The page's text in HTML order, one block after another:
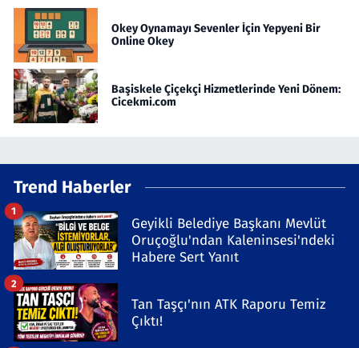
Okey Oynamayı Sevenler İçin Yepyeni Bir
Online Okey
Başiskele Çiçekçi Hizmetlerinde Yeni Dönem:
Cicekmi.com
Trend Haberler
Geyikli Belediye Başkanı Mevlüt
Oruçoğlu'ndan Kaleninsesi'ndeki
Habere Sert Yanıt
1
Tan Taşçı'nın ATK Raporu Temiz
Çıktı!
2